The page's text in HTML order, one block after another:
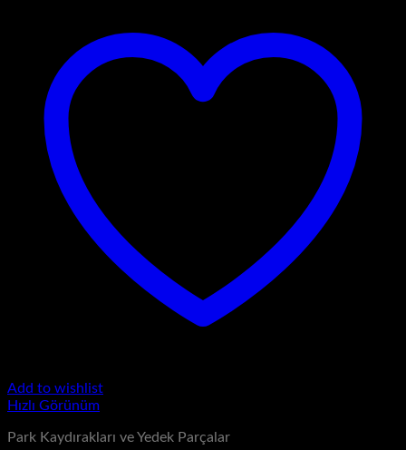
Add to wishlist
Hızlı Görünüm
Park Kaydırakları ve Yedek Parçalar